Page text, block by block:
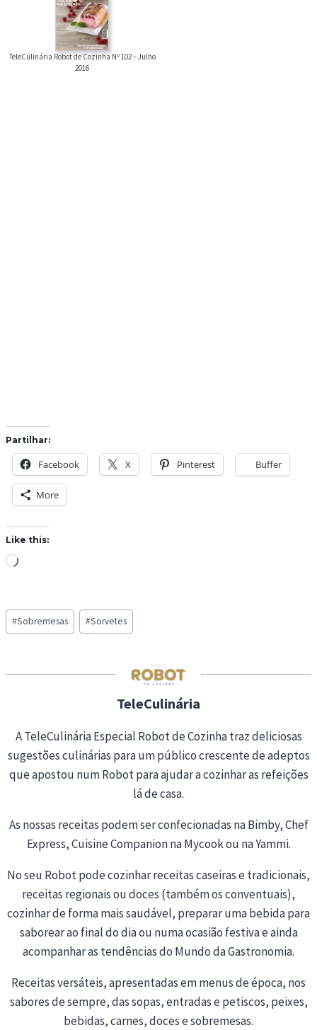
TeleCulinária Robot de Cozinha Nº 102 – Julho
2016
Partilhar:
Facebook X Pinterest Buffer
More
Like this:
L
d
i
g
Post
Tags:
#Sobremesas #Sorvetes
TeleCulinária
A TeleCulinária Especial Robot de Cozinha traz deliciosas
sugestões culinárias para um público crescente de adeptos
que apostou num Robot para ajudar a cozinhar as refeições
lá de casa.
As nossas receitas podem ser confecionadas na Bimby, Chef
Express, Cuisine Companion na Mycook ou na Yammi.
No seu Robot pode cozinhar receitas caseiras e tradicionais,
receitas regionais ou doces (também os conventuais),
cozinhar de forma mais saudável, preparar uma bebida para
saborear ao final do dia ou numa ocasião festiva e ainda
acompanhar as tendências do Mundo da Gastronomia.
Receitas versáteis, apresentadas em menus de época, nos
sabores de sempre, das sopas, entradas e petiscos, peixes,
bebidas, carnes, doces e sobremesas.